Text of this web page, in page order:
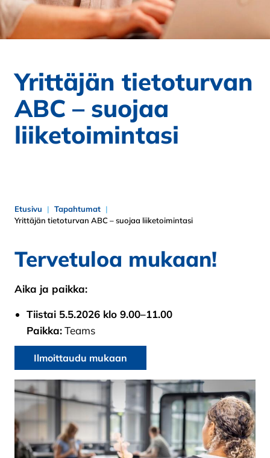
Yrittäjän tietoturvan
ABC – suojaa
liiketoimintasi
Etusivu
Tapahtumat
Yrittäjän tietoturvan ABC – suojaa liiketoimintasi
Tervetuloa mukaan!
Aika ja paikka:
Tiistai 5.5.2026 klo 9.00–11.00
Paikka:Teams
Ilmoittaudu mukaan